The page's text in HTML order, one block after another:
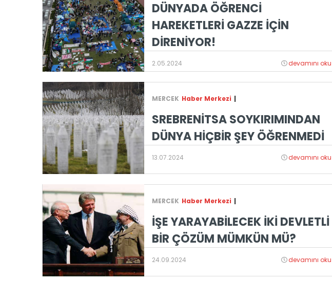
DÜNYADA ÖĞRENCİ
HAREKETLERİ GAZZE İÇİN
DİRENİYOR!
2.05.2024 devamını oku
MERCEK Haber Merkezi |
SREBRENİTSA SOYKIRIMINDAN
DÜNYA HİÇBİR ŞEY ÖĞRENMEDİ
13.07.2024 devamını oku
MERCEK Haber Merkezi |
İŞE YARAYABİLECEK İKİ DEVLETLİ
BİR ÇÖZÜM MÜMKÜN MÜ?
24.09.2024 devamını oku